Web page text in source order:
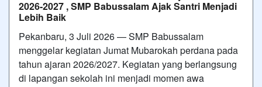
2026-2027 , SMP Babussalam Ajak Santri Menjadi
Lebih Baik
Pekanbaru, 3 Juli 2026 — SMP Babussalam
menggelar kegiatan Jumat Mubarokah perdana pada
tahun ajaran 2026/2027. Kegiatan yang berlangsung
di lapangan sekolah ini menjadi momen awa